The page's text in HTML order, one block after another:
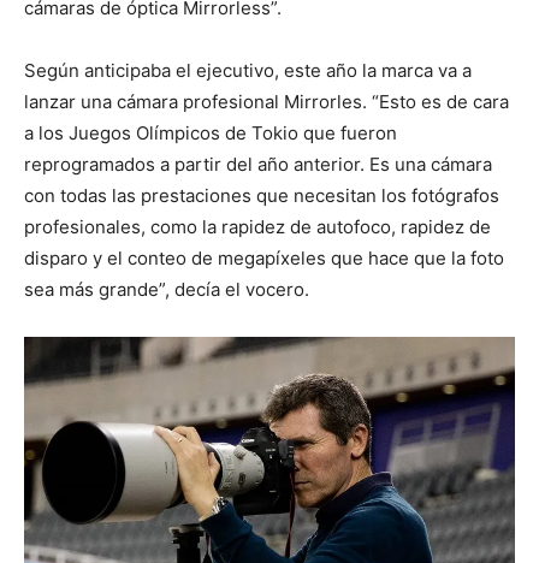
cámaras de óptica Mirrorless”.
Según anticipaba el ejecutivo, este año la marca va a
lanzar una cámara profesional Mirrorles. “Esto es de cara
a los Juegos Olímpicos de Tokio que fueron
reprogramados a partir del año anterior. Es una cámara
con todas las prestaciones que necesitan los fotógrafos
profesionales, como la rapidez de autofoco, rapidez de
disparo y el conteo de megapíxeles que hace que la foto
sea más grande”, decía el vocero.